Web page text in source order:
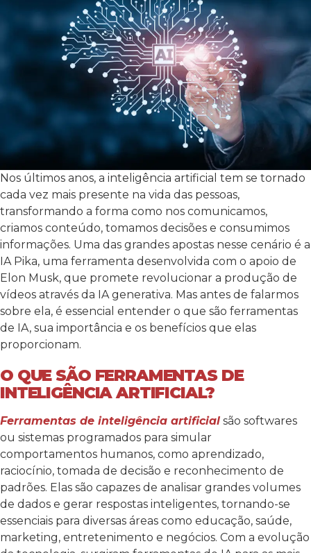
Nos últimos anos, a inteligência artificial tem se tornado
cada vez mais presente na vida das pessoas,
transformando a forma como nos comunicamos,
criamos conteúdo, tomamos decisões e consumimos
informações. Uma das grandes apostas nesse cenário é a
IA Pika, uma ferramenta desenvolvida com o apoio de
Elon Musk, que promete revolucionar a produção de
vídeos através da IA generativa. Mas antes de falarmos
sobre ela, é essencial entender o que são ferramentas
de IA, sua importância e os benefícios que elas
proporcionam.
O QUE SÃO FERRAMENTAS DE
INTELIGÊNCIA ARTIFICIAL?
Ferramentas de inteligência artificial são softwares
ou sistemas programados para simular
comportamentos humanos, como aprendizado,
raciocínio, tomada de decisão e reconhecimento de
padrões. Elas são capazes de analisar grandes volumes
de dados e gerar respostas inteligentes, tornando-se
essenciais para diversas áreas como educação, saúde,
marketing, entretenimento e negócios. Com a evolução